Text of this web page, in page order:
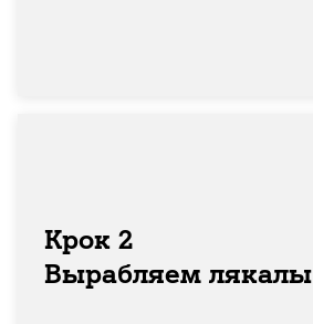
Крок 2
Вырабляем лякалы